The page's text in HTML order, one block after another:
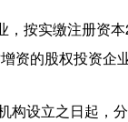
，按实缴注册资
资的股权投资企
构设立之日起，